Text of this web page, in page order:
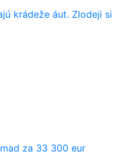
krádeže áut. Zlodeji si
za 33 300 eur